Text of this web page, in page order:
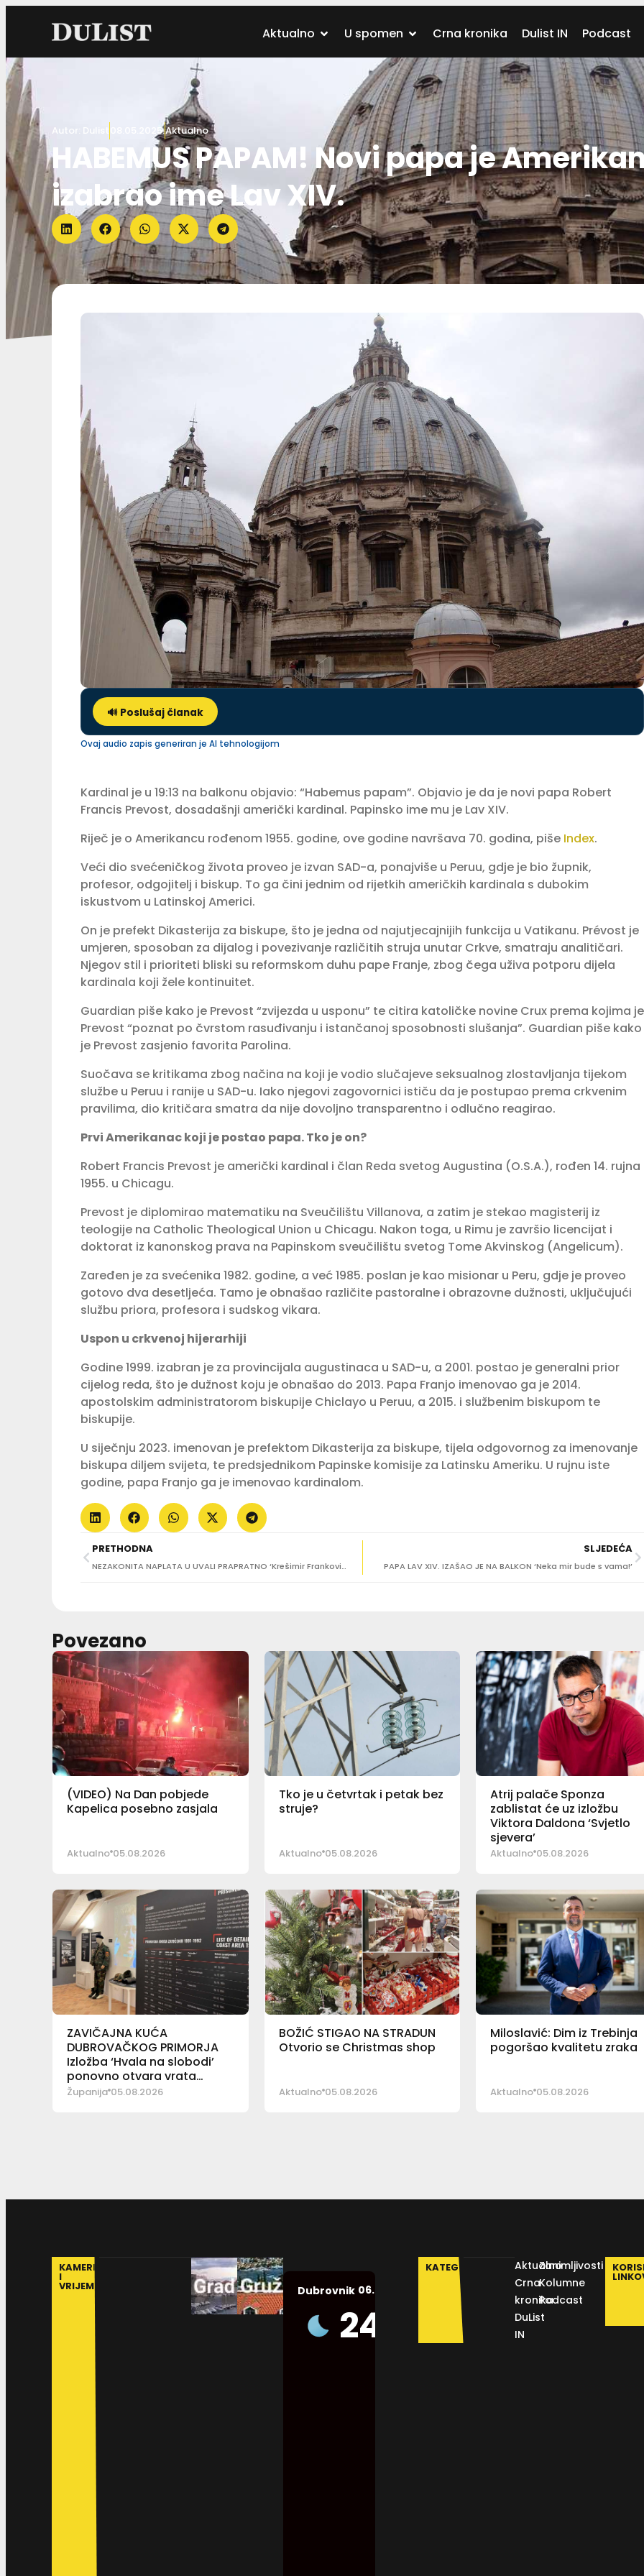
Aktualno U spomen Crna kronika Dulist IN Podcast
Autor: Dulist 08.05.2025.Aktualno
HABEMUS PAPAM! Novi papa je
izabrao ime Lav XIV.
🔊 Poslušaj članak
Ovaj audio zapis generiran je AI tehnologijom
Kardinal je u 19:13 na balkonu objavio: “Habemus papam”. Objavio je da je novi papa Robert
Francis Prevost, dosadašnji američki kardinal. Papinsko ime mu je Lav XIV.
Riječ je o Amerikancu rođenom 1955. godine, ove godine navršava 70. godina, piše Index.
Veći dio svećeničkog života proveo je izvan SAD-a, ponajviše u Peruu, gdje je bio župnik,
profesor, odgojitelj i biskup. To ga čini jednim od rijetkih američkih kardinala s dubokim
iskustvom u Latinskoj Americi.
On je prefekt Dikasterija za biskupe, što je jedna od najutjecajnijih funkcija u Vatikanu. Prévost je
umjeren, sposoban za dijalog i povezivanje različitih struja unutar Crkve, smatraju analitičari.
Njegov stil i prioriteti bliski su reformskom duhu pape Franje, zbog čega uživa potporu dijela
kardinala koji žele kontinuitet.
Guardian piše kako je Prevost “zvijezda u usponu” te citira katoličke novine Crux prema kojima je
Prevost “poznat po čvrstom rasuđivanju i istančanoj sposobnosti slušanja”. Guardian piše kako
je Prevost zasjenio favorita Parolina.
Suočava se kritikama zbog načina na koji je vodio slučajeve seksualnog zlostavljanja tijekom
službe u Peruu i ranije u SAD-u. Iako njegovi zagovornici ističu da je postupao prema crkvenim
pravilima, dio kritičara smatra da nije dovoljno transparentno i odlučno reagirao.
Prvi Amerikanac koji je postao papa. Tko je on?
Robert Francis Prevost je američki kardinal i član Reda svetog Augustina (O.S.A.), rođen 14. rujna
1955. u Chicagu.
Prevost je diplomirao matematiku na Sveučilištu Villanova, a zatim je stekao magisterij iz
teologije na Catholic Theological Union u Chicagu. Nakon toga, u Rimu je završio licencijat i
doktorat iz kanonskog prava na Papinskom sveučilištu svetog Tome Akvinskog (Angelicum).
Zaređen je za svećenika 1982. godine, a već 1985. poslan je kao misionar u Peru, gdje je proveo
gotovo dva desetljeća. Tamo je obnašao različite pastoralne i obrazovne dužnosti, uključujući
službu priora, profesora i sudskog vikara.
Uspon u crkvenoj hijerarhiji
Godine 1999. izabran je za provincijala augustinaca u SAD-u, a 2001. postao je generalni prior
cijelog reda, što je dužnost koju je obnašao do 2013. Papa Franjo imenovao ga je 2014.
apostolskim administratorom biskupije Chiclayo u Peruu, a 2015. i službenim biskupom te
biskupije.
U siječnju 2023. imenovan je prefektom Dikasterija za biskupe, tijela odgovornog za imenovanje
biskupa diljem svijeta, te predsjednikom Papinske komisije za Latinsku Ameriku. U rujnu iste
godine, papa Franjo ga je imenovao kardinalom.
PRETHODNA
NEZAKONITA NAPLATA U UVALI PRAPRATNO ‘Krešimir Franković je iskoristio dobru volju nas suvlasnika’
SLJEDEĆA
PAPA LAV XIV. IZAŠAO JE NA BALKON ‘Neka mir bude s vama!’
Povezano
(VIDEO) Na Dan pobjede
Kapelica posebno zasjala
Aktualno 05.08.2026
Tko je u četvrtak i petak bez
struje?
Aktualno 05.08.2026
Atrij palače Sponza
zablistat će uz izložbu
Viktora Daldona ‘Svjetlo
sjevera’
Aktualno 05.08.2026
ZAVIČAJNA KUĆA
DUBROVAČKOG PRIMORJA
Izložba ‘Hvala na slobodi’
ponovno otvara vrata
posjetiteljima
Županija 05.08.2026
BOŽIĆ STIGAO NA STRADUN
Otvorio se Christmas shop
Aktualno 05.08.2026
Miloslavić: Dim iz Trebinja
pogoršao kvalitetu zraka
Aktualno 05.08.2026
KAMERE
I
VRIJEME Dubrovnik 06.08.2026.
24
Humidity:
KATEGORIJE
Aktualno
Crna
kronika
DuList
IN
Zanimljivosti
Kolumne
Podcast